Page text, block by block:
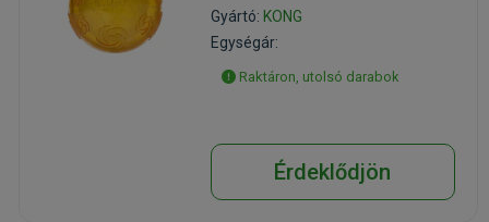
Gyártó: KONG
Egységár:
Raktáron, utolsó darabok
Érdeklődjön